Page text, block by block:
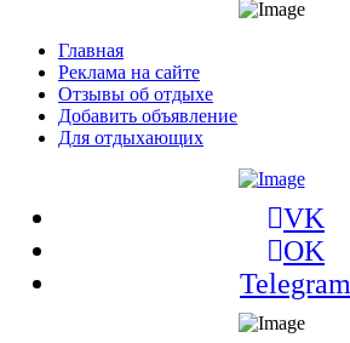
Главная
Реклама на сайте
Отзывы об отдыхе
Добавить объявление
Для отдыхающих
VK
OK
Telegram